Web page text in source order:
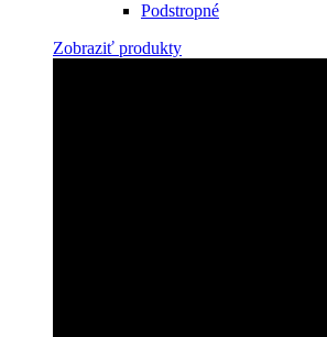
Podstropné
Zobraziť produkty